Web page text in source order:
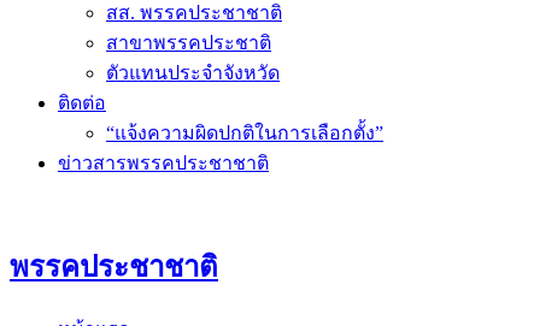
สส. พรรคประชาชาติ
สาขาพรรคประชาติ
ตัวแทนประจำจังหวัด
ติดต่อ
“แจ้งความผิดปกติในการเลือกตั้ง”
ข่าวสารพรรคประชาชาติ
พรรคประชาชาติ